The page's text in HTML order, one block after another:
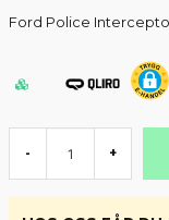
Ford Police
- +